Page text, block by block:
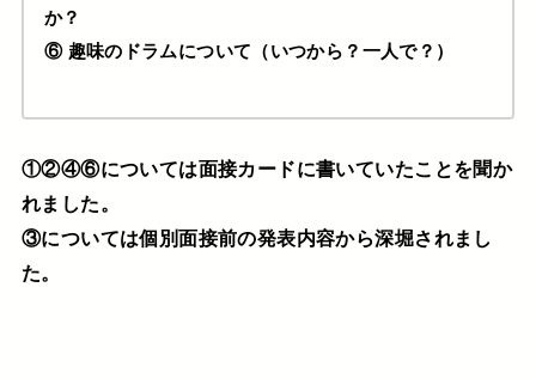
か？
⑥ 趣味のドラムについて（いつから？一人で？）
①②④⑥については面接カードに書いていたことを聞か
れました。
③については個別面接前の発表内容から深堀されまし
た。